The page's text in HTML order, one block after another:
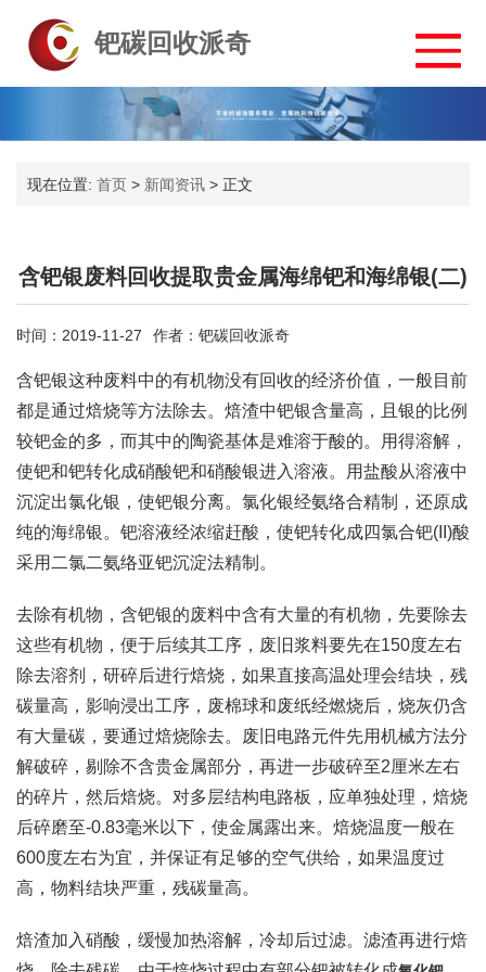
钯碳回收派奇
现在位置: 首页 > 新闻资讯 > 正文
含钯银废料回收提取贵金属海绵钯和海绵银(二)
时间：2019-11-27 作者：钯碳回收派奇
含钯银这种废料中的有机物没有回收的经济价值，一般目前
都是通过焙烧等方法除去。焙渣中钯银含量高，且银的比例
较钯金的多，而其中的陶瓷基体是难溶于酸的。用得溶解，
使钯和钯转化成硝酸钯和硝酸银进入溶液。用盐酸从溶液中
沉淀出氯化银，使钯银分离。氯化银经氨络合精制，还原成
纯的海绵银。钯溶液经浓缩赶酸，使钯转化成四氯合钯(II)酸
采用二氯二氨络亚钯沉淀法精制。
去除有机物，含钯银的废料中含有大量的有机物，先要除去
这些有机物，便于后续其工序，废旧浆料要先在150度左右
除去溶剂，研碎后进行焙烧，如果直接高温处理会结块，残
碳量高，影响浸出工序，废棉球和废纸经燃烧后，烧灰仍含
有大量碳，要通过焙烧除去。废旧电路元件先用机械方法分
解破碎，剔除不含贵金属部分，再进一步破碎至2厘米左右
的碎片，然后焙烧。对多层结构电路板，应单独处理，焙烧
后碎磨至-0.83毫米以下，使金属露出来。焙烧温度一般在
600度左右为宜，并保证有足够的空气供给，如果温度过
高，物料结块严重，残碳量高。
焙渣加入硝酸，缓慢加热溶解，冷却后过滤。滤渣再进行焙